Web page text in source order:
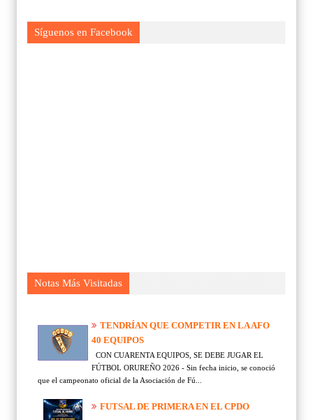
Síguenos en Facebook
Notas Más Visitadas
TENDRÍAN QUE COMPETIR EN LA AFO
40 EQUIPOS
CON CUARENTA EQUIPOS, SE DEBE JUGAR EL
FÚTBOL ORUREÑO 2026 - Sin fecha inicio, se conoció
que el campeonato oficial de la Asociación de Fú...
FUTSAL DE PRIMERA EN EL CPDO